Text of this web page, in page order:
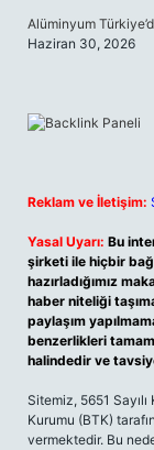
Alüminyum
Haziran 30, 2026
Reklam ve İletişim:
Yasal Uyarı: Bu
şirketi ile hiçbir
hazırladığımız
haber niteliği
paylaşım
benzerlikleri
halindedir ve
Sitemiz, 5651
Kurumu (BTK)
vermektedir. Bu